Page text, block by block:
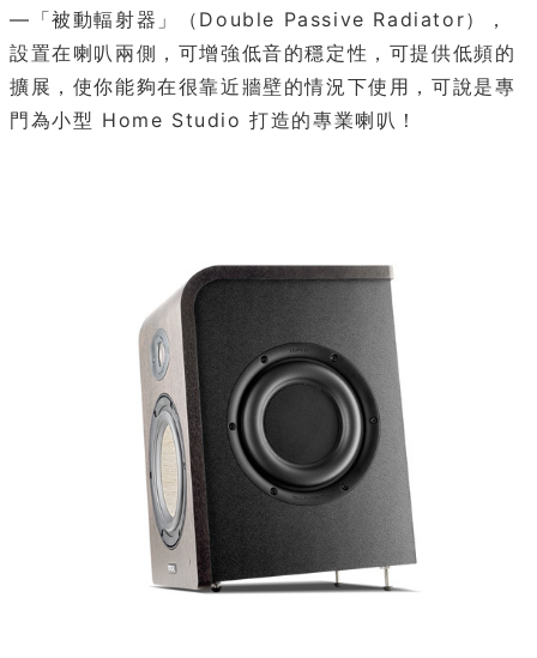
—「被動輻射器」（Double Passive Radiator），
設置在喇叭兩側，可增強低音的穩定性，可提供低頻的
擴展，使你能夠在很靠近牆壁的情況下使用，可說是專
門為小型 Home Studio 打造的專業喇叭！